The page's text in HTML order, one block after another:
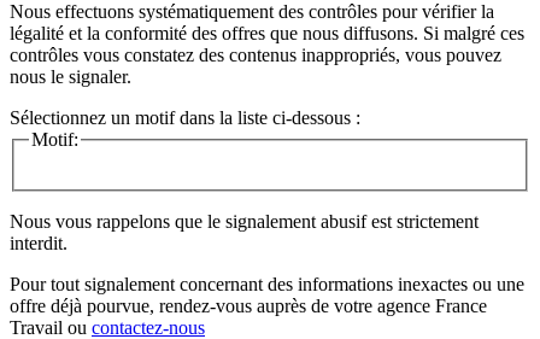
Nous effectuons systématiquement des contrôles pour vérifier la
légalité et la conformité des offres que nous diffusons. Si malgré ces
contrôles vous constatez des contenus inappropriés, vous pouvez
nous le signaler.
Sélectionnez un motif dans la liste ci-dessous :
Motif:
Nous vous rappelons que le signalement abusif est strictement
interdit.
Pour tout signalement concernant des informations inexactes ou une
offre déjà pourvue, rendez-vous auprès de votre agence France
Travail ou contactez-nous